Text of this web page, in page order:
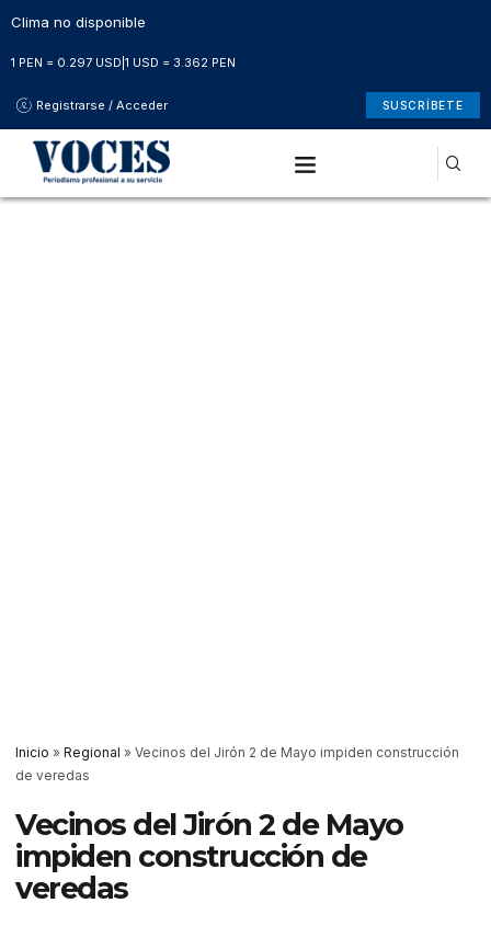
Clima no disponible
1 PEN = 0.297 USD 1 USD = 3.362 PEN
Registrarse / Acceder SUSCRÍBETE
Inicio » Regional » Vecinos del Jirón 2 de Mayo impiden construcción
de veredas
Vecinos del Jirón 2 de Mayo
impiden construcción de
veredas